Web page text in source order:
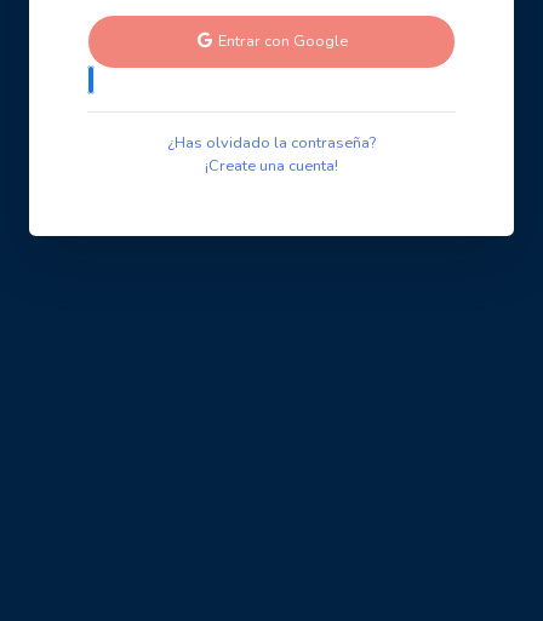
Entrar con Google
¿Has olvidado la contraseña?
¡Create una cuenta!